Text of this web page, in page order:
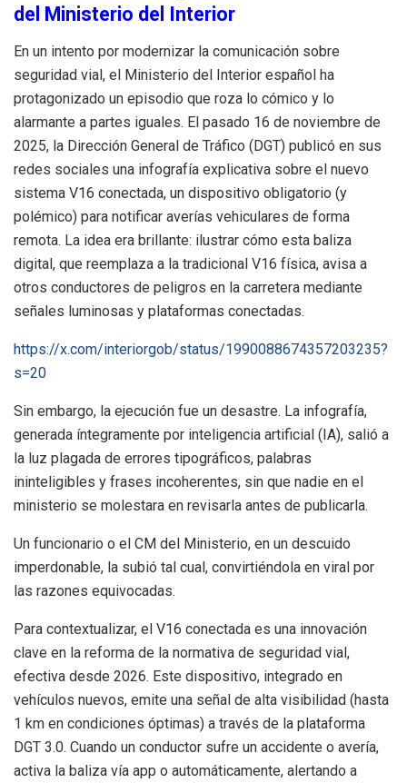
del Ministerio del Interior
En un intento por modernizar la comunicación sobre
seguridad vial, el Ministerio del Interior español ha
protagonizado un episodio que roza lo cómico y lo
alarmante a partes iguales. El pasado 16 de noviembre de
2025, la Dirección General de Tráfico (DGT) publicó en sus
redes sociales una infografía explicativa sobre el nuevo
sistema V16 conectada, un dispositivo obligatorio (y
polémico) para notificar averías vehiculares de forma
remota. La idea era brillante: ilustrar cómo esta baliza
digital, que reemplaza a la tradicional V16 física, avisa a
otros conductores de peligros en la carretera mediante
señales luminosas y plataformas conectadas.
https://x.com/interiorgob/status/1990088674357203235?
s=20
Sin embargo, la ejecución fue un desastre. La infografía,
generada íntegramente por inteligencia artificial (IA), salió a
la luz plagada de errores tipográficos, palabras
ininteligibles y frases incoherentes, sin que nadie en el
ministerio se molestara en revisarla antes de publicarla.
Un funcionario o el CM del Ministerio, en un descuido
imperdonable, la subió tal cual, convirtiéndola en viral por
las razones equivocadas.
Para contextualizar, el V16 conectada es una innovación
clave en la reforma de la normativa de seguridad vial,
efectiva desde 2026. Este dispositivo, integrado en
vehículos nuevos, emite una señal de alta visibilidad (hasta
1 km en condiciones óptimas) a través de la plataforma
DGT 3.0. Cuando un conductor sufre un accidente o avería,
activa la baliza vía app o automáticamente, alertando a